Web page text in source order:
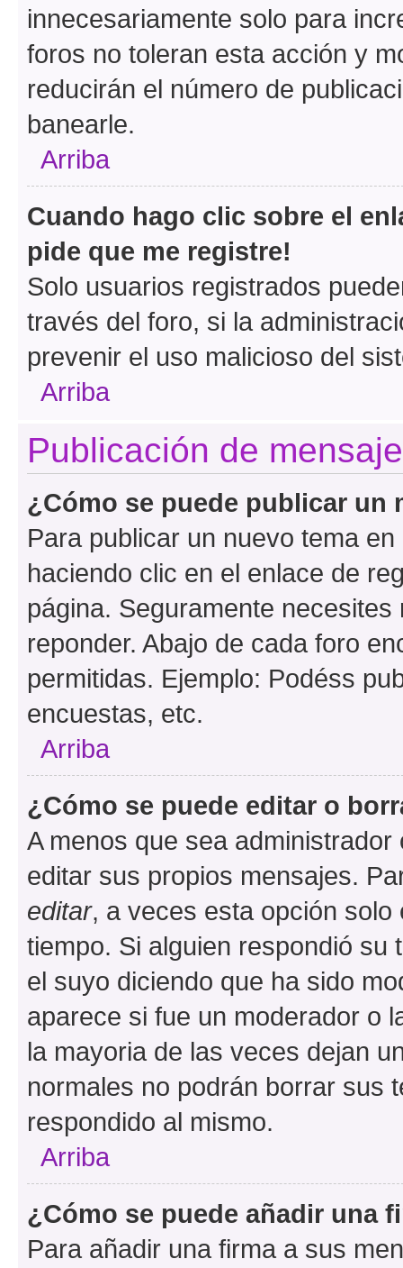
innecesariamente solo para
foros no toleran esta acción y
reducirán el número de
banearle.
Arriba
Cuando hago clic sobre el
pide que me registre!
Solo usuarios registrados
través del foro, si la
prevenir el uso malicioso del
Arriba
Publicación de
¿Cómo se puede publicar un
Para publicar un nuevo tema
haciendo clic en el enlace de
página. Seguramente
reponder. Abajo de cada foro
permitidas. Ejemplo: Podéss
encuestas, etc.
Arriba
¿Cómo se puede editar o
A menos que sea
editar sus propios mensajes.
editar, a veces esta opción
tiempo. Si alguien respondió su
el suyo diciendo que ha sido
aparece si fue un moderador o
la mayoria de las veces dejan
normales no podrán borrar sus
respondido al mismo.
Arriba
¿Cómo se puede añadir una
Para añadir una firma a sus